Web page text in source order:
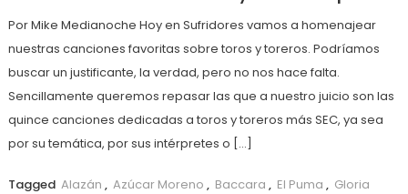
Por Mike Medianoche Hoy en Sufridores vamos a homenajear
nuestras canciones favoritas sobre toros y toreros. Podríamos
buscar un justificante, la verdad, pero no nos hace falta.
Sencillamente queremos repasar las que a nuestro juicio son las
quince canciones dedicadas a toros y toreros más SEC, ya sea
por su temática, por sus intérpretes o […]
Tagged Alazán , Azúcar Moreno , Baccara , El Puma , Gloria